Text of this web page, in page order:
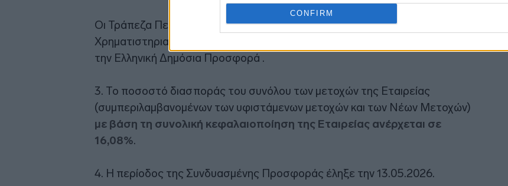
CONFIRM
Οι Τράπεζα Πειραιώς, Τράπεζα Eurobank Ανώνυμη Εταιρεία και Euroxx
Χρηματιστηριακή Α.Ε.Π.Ε.Υ. ενήργησαν ως Συντονιστές Τοποθέτησης για
την Ελληνική Δημόσια Προσφορά .
3. Το ποσοστό διασποράς του συνόλου των μετοχών της Εταιρείας
(συμπεριλαμβανομένων των υφιστάμενων μετοχών και των Νέων Μετοχών)
με βάση τη συνολική κεφαλαιοποίηση της Εταιρείας ανέρχεται σε
16,08%.
4. Η περίοδος της Συνδυασμένης Προσφοράς έληξε την 13.05.2026.